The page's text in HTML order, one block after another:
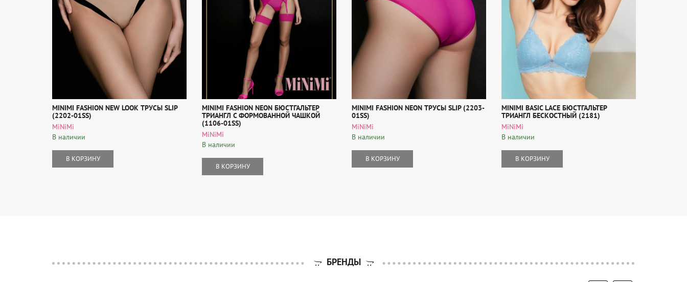
MINIMI FASHION NEW LOOK ТРУСЫ SLIP
(2202-01SS)
MiNiMi
В наличии
В КОРЗИНУ
MINIMI FASHION NEON БЮСТГАЛЬТЕР
ТРИАНГЛ С ФОРМОВАННОЙ ЧАШКОЙ
(1106-01SS)
MiNiMi
В наличии
В КОРЗИНУ
MINIMI FASHION NEON ТРУСЫ SLIP (2203-
01SS)
MiNiMi
В наличии
В КОРЗИНУ
MINIMI BASIC LACE БЮСТГАЛЬТЕР
ТРИАНГЛ БЕСКОСТНЫЙ (2181)
MiNiMi
В наличии
В КОРЗИНУ
БРЕНДЫ